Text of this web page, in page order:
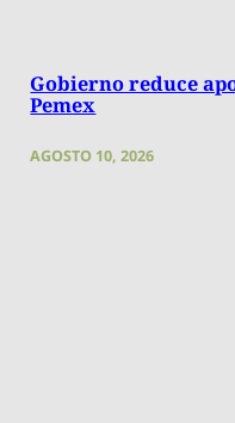
Gobierno reduce
Pemex
AGOSTO 10, 2026